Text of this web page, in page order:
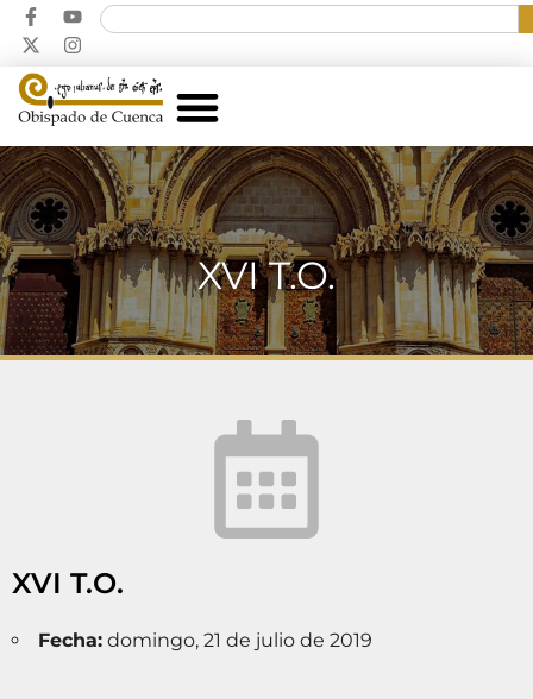
XVI T.O.
XVI T.O.
Fecha: domingo, 21 de julio de 2019